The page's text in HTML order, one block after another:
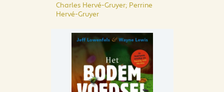
Charles Hervé-Gruyer; Perrine
Hervé-Gruyer